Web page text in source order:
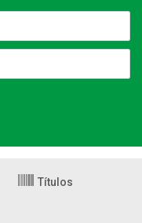
Títulos